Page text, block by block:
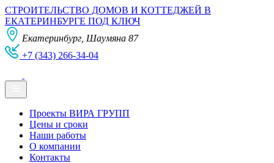
СТРОИТЕЛЬСТВО ДОМОВ И КОТТЕДЖЕЙ В
ЕКАТЕРИНБУРГЕ ПОД КЛЮЧ
Екатеринбург, Шаумяна 87
+7 (343) 266-34-04
Проекты ВИРА ГРУПП
Цены и сроки
Наши работы
О компании
Контакты